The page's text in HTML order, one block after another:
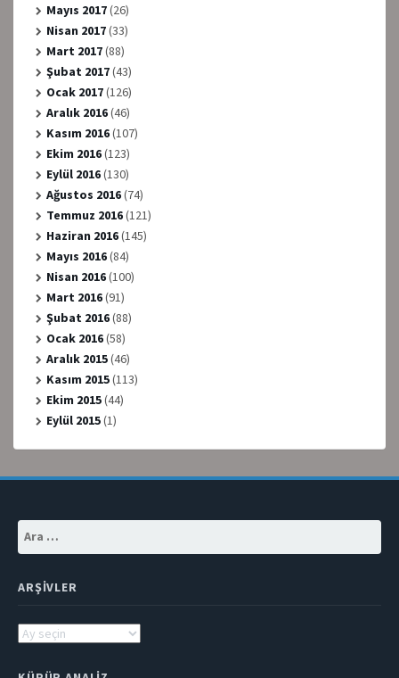
Mayıs 2017(26)
Nisan 2017(33)
Mart 2017(88)
Şubat 2017(43)
Ocak 2017(126)
Aralık 2016(46)
Kasım 2016(107)
Ekim 2016(123)
Eylül 2016(130)
Ağustos 2016(74)
Temmuz 2016(121)
Haziran 2016(145)
Mayıs 2016(84)
Nisan 2016(100)
Mart 2016(91)
Şubat 2016(88)
Ocak 2016(58)
Aralık 2015(46)
Kasım 2015(113)
Ekim 2015(44)
Eylül 2015(1)
Arama:
ARŞIVLER
Arşivler